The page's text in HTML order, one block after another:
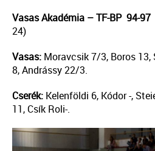
Vasas Akadémia – TF-BP 94-97
24)
Vasas: Moravcsik 7/3, Boros
8, Andrássy 22/3.
Cserék: Kelenföldi 6, Kódor -,
11, Csík Roli-.